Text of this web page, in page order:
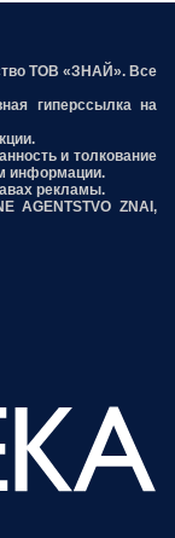
ТОВ «ЗНАЙ». Все
гиперссылка на
и толкование
информации.
рекламы.
AGENTSTVO ZNAI,